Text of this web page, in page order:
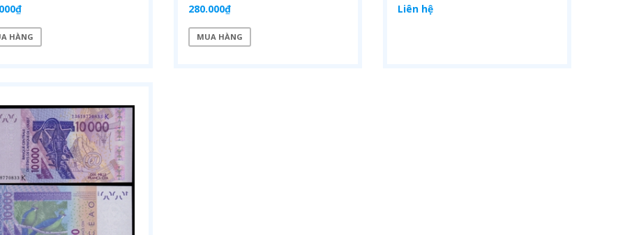
HÀNG
280.000₫
MUA HÀNG
Liên hệ